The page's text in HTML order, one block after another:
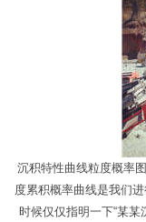
沉积特性曲线粒度概率
度累积概率曲线是我们
时候仅仅指明一下“某